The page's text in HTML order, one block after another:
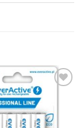
Toevoegen
verlanglijst